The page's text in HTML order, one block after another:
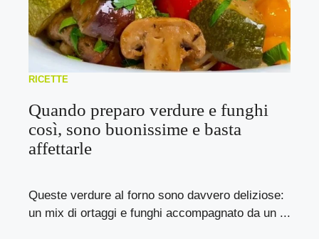
RICETTE
Quando preparo verdure e funghi
così, sono buonissime e basta
affettarle
Queste verdure al forno sono davvero deliziose:
un mix di ortaggi e funghi accompagnato da un ...